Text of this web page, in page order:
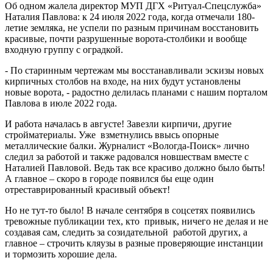
Об одном жалела директор МУП ДГХ «Ритуал-Спецслужба»
Наталия Павлова: к 24 июля 2022 года, когда отмечали 180-
летие земляка, не успели по разным причинам восстановить
красивые, почти разрушенные ворота-столбики и вообще
входную группу с оградкой.
- По старинным чертежам мы восстанавливали эскизы новых
кирпичных столбов на входе, на них будут установлены
новые ворота, - радостно делилась планами с нашим порталом
Павлова в июле 2022 года.
И работа началась в августе! Завезли кирпичи, другие
стройматериалы. Уже взметнулись ввысь опорные
металлические балки. Журналист «Вологда-Поиск» лично
следил за работой и также радовался новшествам вместе с
Наталией Павловой. Ведь так все красиво должно было быть!
А главное – скоро в городе появился бы еще один
отреставрированный красивый объект!
Но не тут-то было! В начале сентября в соцсетях появились
тревожные публикации тех, кто привык, ничего не делая и не
создавая сам, следить за созидательной работой других, а
главное – строчить кляузы в разные проверяющие инстанции
и тормозить хорошие дела.